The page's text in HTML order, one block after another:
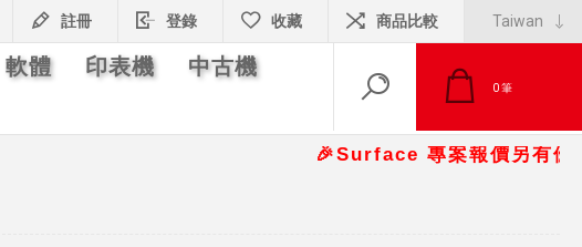
註冊 登錄 收藏 商品比較
軟體 印表機
中古機
0筆
🎉Surface 專案報價另有優